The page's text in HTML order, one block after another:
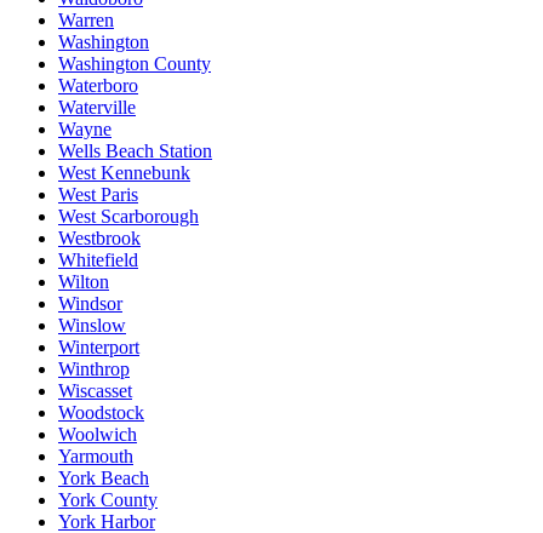
Warren
Washington
Washington County
Waterboro
Waterville
Wayne
Wells Beach Station
West Kennebunk
West Paris
West Scarborough
Westbrook
Whitefield
Wilton
Windsor
Winslow
Winterport
Winthrop
Wiscasset
Woodstock
Woolwich
Yarmouth
York Beach
York County
York Harbor